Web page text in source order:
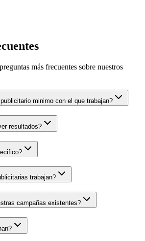
más frecuentes sobre nuestros
minimo con el que trabajan?
resultados?
trabajan?
campañas existentes?